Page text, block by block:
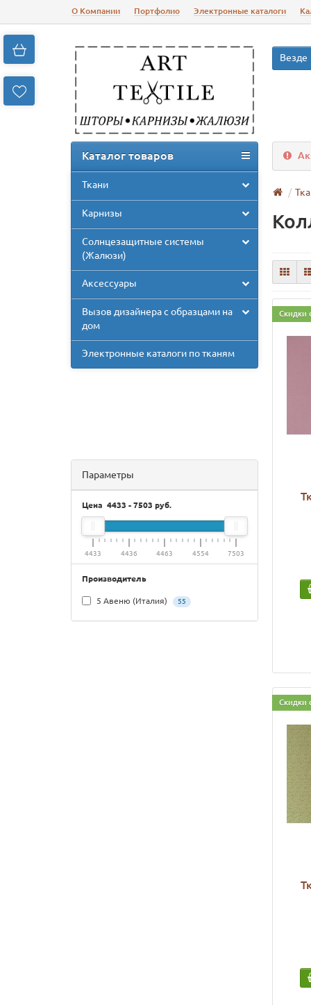
О Компании Портфолио Электронные каталоги
Везде
Каталог товаров
Ткани
Карнизы
Солнцезащитные системы
(Жалюзи)
Аксессуары
Вызов дизайнера с образцами на
дом
Электронные каталоги по тканям
Параметры
Цена 4433 - 7503 руб.
4433 4436 4463 4554 7503
Производитель
5 Авеню (Италия) 55
Скидки
Скидки